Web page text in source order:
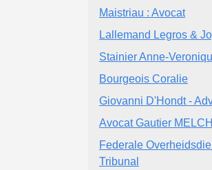
Maistriau : Avocat
Lallemand Legros &
Stainier Anne-
Bourgeois Coralie
Giovanni D'Hondt -
Avocat Gautier
Federale
Tribunal